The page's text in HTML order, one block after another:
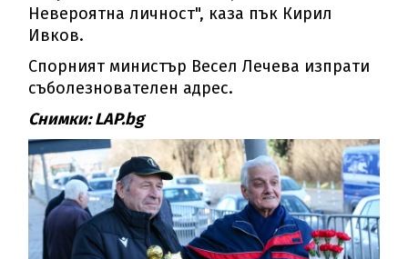
Невероятна личност", каза пък Кирил
Ивков.
Спорният министър Весел Лечева изпрати
съболезнователен адрес.
Снимки: LAP.bg